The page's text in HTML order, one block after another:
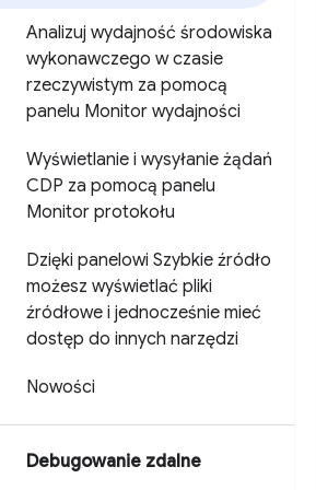
Analizuj wydajność środowiska
wykonawczego w czasie
rzeczywistym za pomocą
panelu Monitor wydajności
Wyświetlanie i wysyłanie żądań
CDP za pomocą panelu
Monitor protokołu
Dzięki panelowi Szybkie źródło
możesz wyświetlać pliki
źródłowe i jednocześnie mieć
dostęp do innych narzędzi
Nowości
Debugowanie zdalne